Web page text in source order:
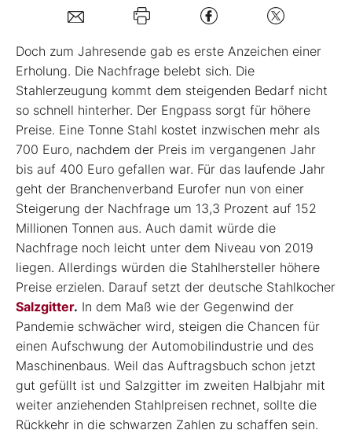
Folgen Sie uns
Kontakt
Doch zum Jahresende gab es erste Anzeichen einer
Erholung. Die Nachfrage belebt sich. Die
Stahlerzeugung kommt dem steigenden Bedarf nicht
so schnell hinterher. Der Engpass sorgt für höhere
Preise. Eine Tonne Stahl kostet inzwischen mehr als
700 Euro, nachdem der Preis im vergangenen Jahr
bis auf 400 Euro gefallen war. Für das laufende Jahr
geht der Branchenverband Eurofer nun von einer
Steigerung der Nachfrage um 13,3 Prozent auf 152
Millionen Tonnen aus. Auch damit würde die
Nachfrage noch leicht unter dem Niveau von 2019
liegen. Allerdings würden die Stahlhersteller höhere
Preise erzielen. Darauf setzt der deutsche Stahlkocher
Salzgitter. In dem Maß wie der Gegenwind der
Pandemie schwächer wird, steigen die Chancen für
einen Aufschwung der Automobilindustrie und des
Maschinenbaus. Weil das Auftragsbuch schon jetzt
gut gefüllt ist und Salzgitter im zweiten Halbjahr mit
weiter anziehenden Stahlpreisen rechnet, sollte die
Rückkehr in die schwarzen Zahlen zu schaffen sein.